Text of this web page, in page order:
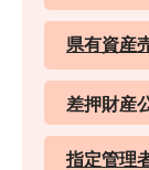
県有資産
差押財産
指定管理